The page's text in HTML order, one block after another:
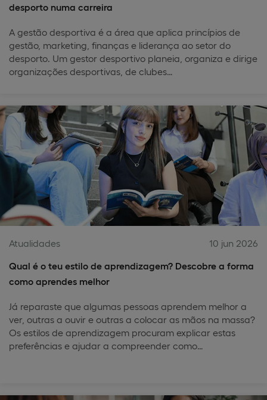
desporto numa carreira
A gestão desportiva é a área que aplica princípios de
gestão, marketing, finanças e liderança ao setor do
desporto. Um gestor desportivo planeia, organiza e dirige
organizações desportivas, de clubes…
Atualidades
10 jun 2026
Qual é o teu estilo de aprendizagem? Descobre a forma
como aprendes melhor
Já reparaste que algumas pessoas aprendem melhor a
ver, outras a ouvir e outras a colocar as mãos na massa?
Os estilos de aprendizagem procuram explicar estas
preferências e ajudar a compreender como…